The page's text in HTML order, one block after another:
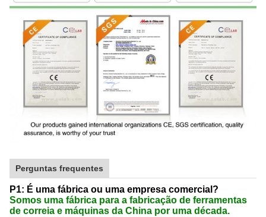
Perguntas frequentes
P1: É uma fábrica ou uma empresa comercial?
Somos uma fábrica para a fabricação de ferramentas
de correia e máquinas da China por uma década.